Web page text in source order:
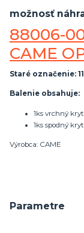
možnosť
88006-
CAME
Staré označenie:
Balenie obsahuje:
1ks vrchný
1ks spodný
Výrobca: CAME
Parametre